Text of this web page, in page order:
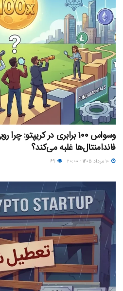
وسواس ۱۰۰ برابری در
فاندامنتال‌ها غلبه می‌کند؟